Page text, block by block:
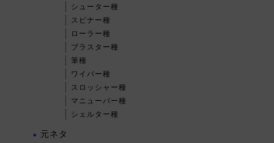
シューター種
スピナー種
ローラー種
ブラスター種
筆種
ワイパー種
スロッシャー種
マニューバー種
シェルター種
元ネタ